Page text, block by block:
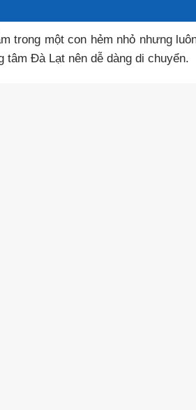
trong một con hẻm nhỏ nhưng
tâm Đà Lạt nên dễ dàng di chuyển.